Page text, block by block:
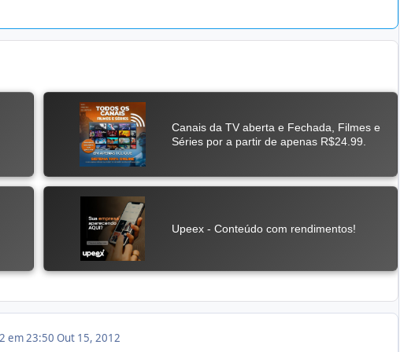
em 23:50 Out 15, 2012